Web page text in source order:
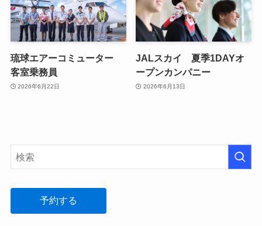
琉球エアーコミューター
客室乗務員
2026年6月22日
JALスカイ 夏季1DAYオ
ープンカンパニー
2026年6月13日
予約する